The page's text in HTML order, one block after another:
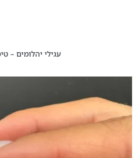
עגילי יהלומים –